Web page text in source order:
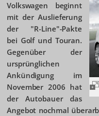
Volkswagen beginnt
mit der Auslieferung
der "R-Line"-Pakte
bei Golf und Touran.
Gegenüber der
ursprünglichen
Ankündigung im
November 2006 hat
der Autobauer das
Angebot nochmal